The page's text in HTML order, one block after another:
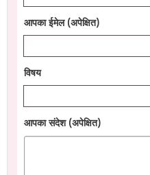
आपका ईमेल (अपेक्षित)
विषय
आपका संदेश (अपेक्षित)